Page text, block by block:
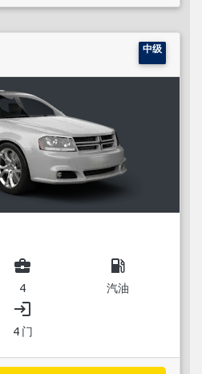
中级
business_center
4
local_gas_station
汽油
login
4 门